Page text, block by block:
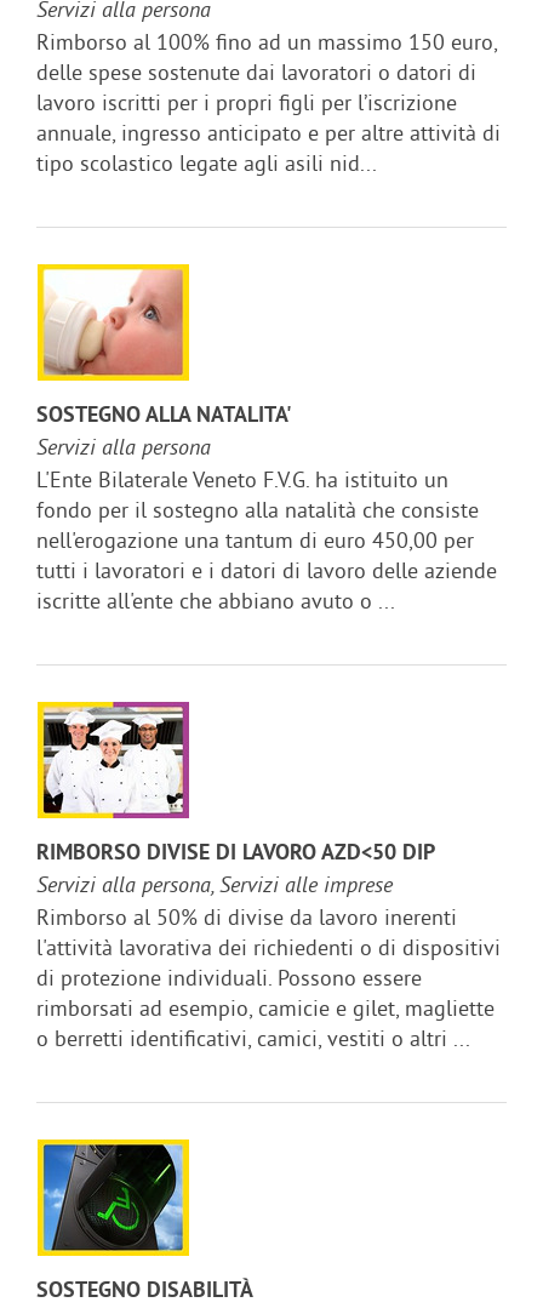
Servizi alla persona
Rimborso al 100% fino ad un massimo 150 euro,
delle spese sostenute dai lavoratori o datori di
lavoro iscritti per i propri figli per l’iscrizione
annuale, ingresso anticipato e per altre attività di
tipo scolastico legate agli asili nid...
SOSTEGNO ALLA NATALITA'
Servizi alla persona
L'Ente Bilaterale Veneto F.V.G. ha istituito un
fondo per il sostegno alla natalità che consiste
nell'erogazione una tantum di euro 450,00 per
tutti i lavoratori e i datori di lavoro delle aziende
iscritte all'ente che abbiano avuto o ...
RIMBORSO DIVISE DI LAVORO AZD<50 DIP
Servizi alla persona, Servizi alle imprese
Rimborso al 50% di divise da lavoro inerenti
l'attività lavorativa dei richiedenti o di dispositivi
di protezione individuali. Possono essere
rimborsati ad esempio, camicie e gilet, magliette
o berretti identificativi, camici, vestiti o altri ...
SOSTEGNO DISABILITÀ